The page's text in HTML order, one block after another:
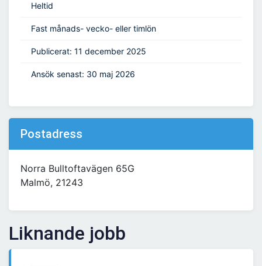
Heltid
Fast månads- vecko- eller timlön
Publicerat: 11 december 2025
Ansök senast: 30 maj 2026
Postadress
Norra Bulltoftavägen 65G
Malmö, 21243
Liknande jobb